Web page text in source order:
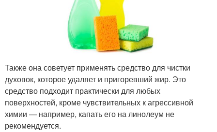
Также она советует применять средство для чистки
духовок, которое удаляет и пригоревший жир. Это
средство подходит практически для любых
поверхностей, кроме чувствительных к агрессивной
химии — например, капать его на линолеум не
рекомендуется.